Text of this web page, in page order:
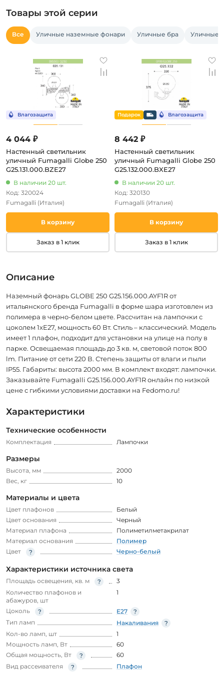
Товары этой серии
Все Уличные наземные фонари Уличные бра Уличные
4 044 ₽
Настенный светильник
уличный Fumagalli Globe 250
G25.131.000.BZE27
В наличии 20 шт.
Код: 320024
Fumagalli (Италия)
В корзину
Заказ в 1 клик
8 442 ₽
Настенный светильник
уличный Fumagalli Globe 250
G25.132.000.BXE27
В наличии 20 шт.
Код: 320130
Fumagalli (Италия)
В корзину
Заказ в 1 клик
Описание
Наземный фонарь GLOBE 250 G25.156.000.AYF1R от
итальянского бренда Fumagalli в форме шара изготовлен из
полимера в черно-белом цвете. Рассчитан на лампочки с
цоколем 1xE27, мощность 60 Вт. Стиль – классический. Модель
имеет 1 плафон, подходит для установки на улице на полу в
парке. Освещаемая площадь до 3 кв. м, световой поток 800
lm. Питание от сети 220 В. Степень защиты от влаги и пыли
IP55. Габариты: высота 2000 мм. В комплект входят: лампочки.
Заказывайте Fumagalli G25.156.000.AYF1R онлайн по низкой
цене с гибкими условиями доставки на Fedomo.ru!
Характеристики
Технические особенности
Комплектация Лампочки
Размеры
Высота, мм
2000
Вес, кг
10
Материалы и цвета
Цвет плафонов
Белый
Цвет основания
Черный
Материал плафона
Полиметилметакрилат
Материал основания
Полимер
Цвет
Черно-белый
Характеристики источника света
Площадь освещения, кв. м
3
Количество плафонов и
абажуров, шт
1
Цоколь
E27
Тип ламп
Накаливания
Кол-во ламп, шт
1
Мощность ламп, Вт
60
Общая мощность, Вт
60
Вид рассеивателя
Плафон